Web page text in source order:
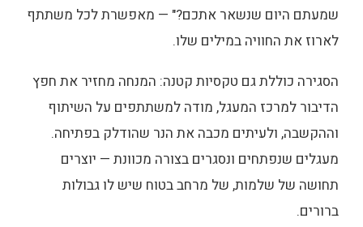
שמעתם היום שנשאר אתכם?" — מאפשרת לכל משתתף
לארוז את החוויה במילים שלו.
הסגירה כוללת גם טקסיות קטנה: המנחה מחזיר את חפץ
הדיבור למרכז המעגל, מודה למשתתפים על השיתוף
וההקשבה, ולעיתים מכבה את הנר שהודלק בפתיחה.
מעגלים שנפתחים ונסגרים בצורה מכוונת — יוצרים
תחושה של שלמות, של מרחב בטוח שיש לו גבולות
ברורים.